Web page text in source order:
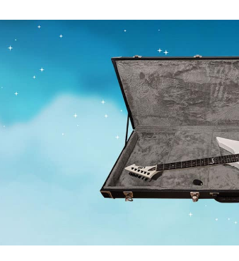
Tauschgegenstand